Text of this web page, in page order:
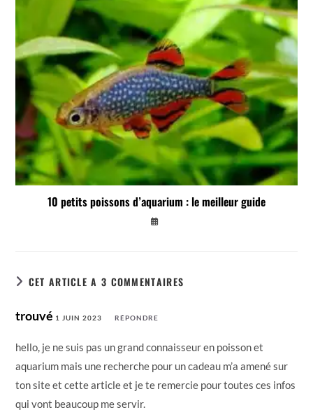
10 petits poissons d’aquarium : le meilleur guide
CET ARTICLE A 3 COMMENTAIRES
trouvé 1 JUIN 2023 RÉPONDRE
hello, je ne suis pas un grand connaisseur en poisson et
aquarium mais une recherche pour un cadeau m’a amené sur
ton site et cette article et je te remercie pour toutes ces infos
qui vont beaucoup me servir.